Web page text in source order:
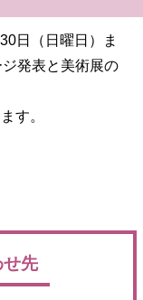
日（日曜日）ま
発表と美術展の
す。
せ先